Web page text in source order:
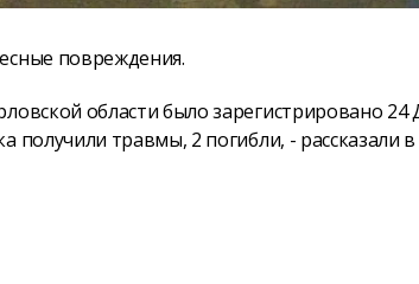
повреждения.
области было зарегистрировано
получили травмы, 2 погибли, -